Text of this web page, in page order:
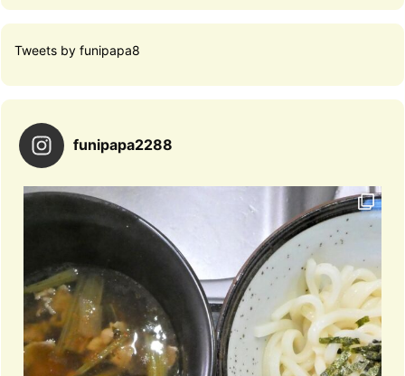
Tweets by funipapa8
funipapa2288